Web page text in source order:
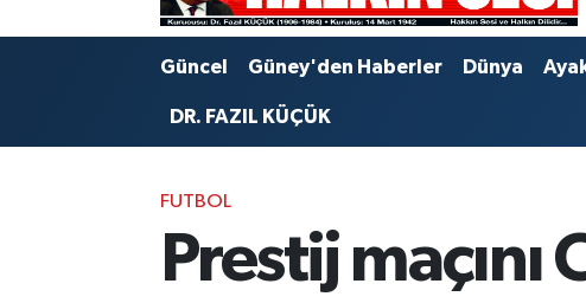
Güncel Güney'den Haberler Dünya
DR. FAZIL KÜÇÜK
FUTBOL
Prestij
Puan Durumu ve Fikstür